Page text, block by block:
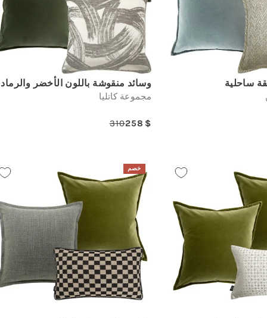
ساحلية وسائد منقوشة باللون الأخضر
مجموعة كاتليا
Regular310
Sale
258
خصم